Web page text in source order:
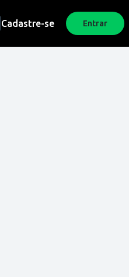
Cadastre-se Entrar